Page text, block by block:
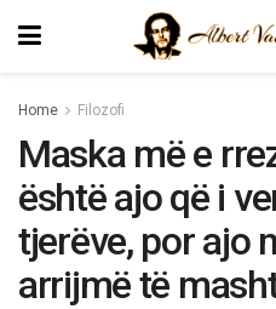
Home Filozofi
Maska më e
është ajo që i
tjerëve, por ajo
arrijmë të